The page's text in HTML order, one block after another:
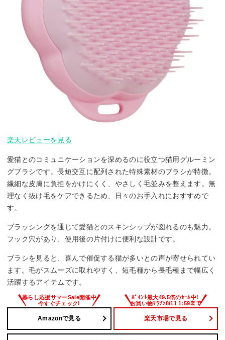
楽天レビューを見る
愛猫とのコミュニケーションを深めるのに役立つ猫用グルーミン
グブラシです。長短交互に配列された特殊素材のブラシが特徴。
繊細な皮膚に負担をかけにくく、やさしく毛並みを整えます。無
理なく抜け毛をケアできるため、日々のお手入れにおすすめで
す。
ブラッシングを通じて愛猫とのスキンシップが図れるのも魅力。
フック穴があり、使用後の片付けに便利な設計です。
ブラシを見ると、喜んで催促する猫が多いとの声が寄せられてい
ます。毛がスムーズに取れやすく、短毛種から長毛種まで幅広く
活躍するアイテムです。
Amazonで見る 楽天市場で見る